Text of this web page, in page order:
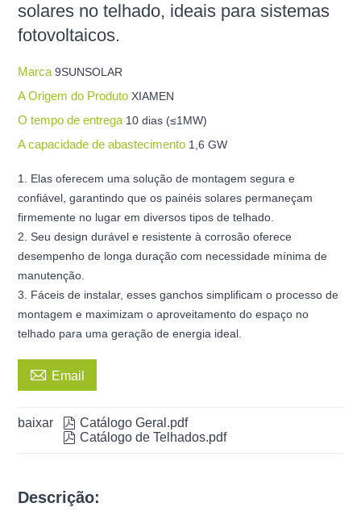
solares no telhado, ideais para sistemas
fotovoltaicos.
Marca9SUNSOLAR
A Origem do ProdutoXIAMEN
O tempo de entrega 10 dias (≤1MW)
A capacidade de abastecimento 1,6 GW
1. Elas oferecem uma solução de montagem segura e
confiável, garantindo que os painéis solares permaneçam
firmemente no lugar em diversos tipos de telhado.
2. Seu design durável e resistente à corrosão oferece
desempenho de longa duração com necessidade mínima de
manutenção.
3. Fáceis de instalar, esses ganchos simplificam o processo de
montagem e maximizam o aproveitamento do espaço no
telhado para uma geração de energia ideal.
 Email
baixar  Catálogo Geral.pdf
 Catálogo de Telhados.pdf
Descrição: